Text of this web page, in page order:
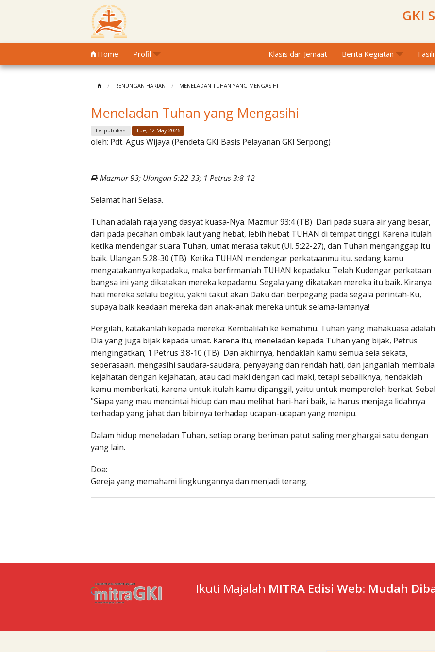
GKI
Home Profil Klasis dan Jemaat Berita Kegiatan
RENUNGAN HARIAN MENELADAN TUHAN YANG MENGASIHI
Meneladan Tuhan yang Mengasihi
Terpublikasi Tue, 12 May 2026
oleh: Pdt. Agus Wijaya (Pendeta GKI Basis Pelayanan GKI Serpong)
Mazmur 93; Ulangan 5:22-33; 1 Petrus 3:8-12
Selamat hari Selasa.
Tuhan adalah raja yang dasyat kuasa-Nya. Mazmur 93:4 (TB) Dari pada suara air yang besar,
dari pada pecahan ombak laut yang hebat, lebih hebat TUHAN di tempat tinggi. Karena itulah
ketika mendengar suara Tuhan, umat merasa takut (Ul. 5:22-27), dan Tuhan menganggap itu
baik. Ulangan 5:28-30 (TB) Ketika TUHAN mendengar perkataanmu itu, sedang kamu
mengatakannya kepadaku, maka berfirmanlah TUHAN kepadaku: Telah Kudengar perkataan
bangsa ini yang dikatakan mereka kepadamu. Segala yang dikatakan mereka itu baik. Kiranya
hati mereka selalu begitu, yakni takut akan Daku dan berpegang pada segala perintah-Ku,
supaya baik keadaan mereka dan anak-anak mereka untuk selama-lamanya!
Pergilah, katakanlah kepada mereka: Kembalilah ke kemahmu. Tuhan yang mahakuasa adalah
Dia yang juga bijak kepada umat. Karena itu, meneladan kepada Tuhan yang bijak, Petrus
mengingatkan; 1 Petrus 3:8-10 (TB) Dan akhirnya, hendaklah kamu semua seia sekata,
seperasaan, mengasihi saudara-saudara, penyayang dan rendah hati, dan janganlah
kejahatan dengan kejahatan, atau caci maki dengan caci maki, tetapi sebaliknya, hendaklah
kamu memberkati, karena untuk itulah kamu dipanggil, yaitu untuk memperoleh berkat.
"Siapa yang mau mencintai hidup dan mau melihat hari-hari baik, ia harus menjaga lidahnya
terhadap yang jahat dan bibirnya terhadap ucapan-ucapan yang menipu.
Dalam hidup meneladan Tuhan, setiap orang beriman patut saling menghargai satu dengan
yang lain.
Doa:
Gereja yang memahami lingkungannya dan menjadi terang.
Ikuti Majalah MITRA Edisi Web: Mudah